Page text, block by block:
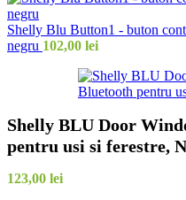
Shelly Blu Button1 - buton
negru 102,00 lei
Shelly BLU Door
pentru usi si ferestre,
123,00 lei